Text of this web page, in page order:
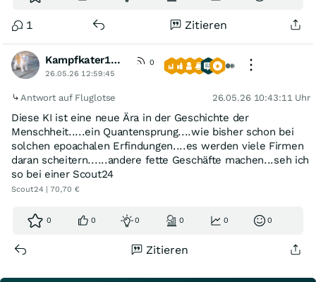
1 Zitieren
Kampfkater1969
0
26.05.26 12:59:45
Antwort auf Fluglotse 26.05.26 10:43:11 Uhr
Diese KI ist eine neue Ära in der Geschichte der
Menschheit.....ein Quantensprung....wie bisher schon bei
solchen epoachalen Erfindungen....es werden viele Firmen
daran scheitern......andere fette Geschäfte machen...seh ich
so bei einer Scout24
Scout24 | 70,70 €
0 0 0 0 0 0
Zitieren